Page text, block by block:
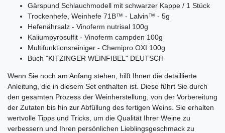
Gärspund Schlauchmodell mit schwarzer Kappe / 1 Stück
Trockenhefe, Weinhefe 71B™ - Lalvin™ - 5g
Hefenährsalz - Vinoferm nutrisal 100g
Kaliumpyrosulfit - Vinoferm campden 100g
Multifunktionsreiniger - Chemipro OXI 100g
Buch "KITZINGER WEINFIBEL" DEUTSCH
Wenn Sie noch am Anfang stehen, hilft Ihnen die detaillierte
Anleitung, die in diesem Set enthalten ist. Diese führt Sie durch
den gesamten Prozess der Weinherstellung, von der Vorbereitung
der Zutaten bis hin zur Abfüllung des fertigen Weins. Sie erhalten
wertvolle Tipps und Tricks, um die Qualität Ihrer Weine zu
verbessern und Ihren persönlichen Lieblingsgeschmack zu